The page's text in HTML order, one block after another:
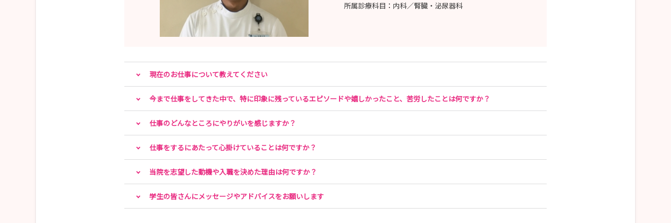
所属診療科目： 内科／腎臓・泌尿器科
現在のお仕事について教えてください
今まで仕事をしてきた中で、特に印象に残っているエピソードや嬉しかったこと、苦労したことは何ですか？
仕事のどんなところにやりがいを感じますか？
仕事をするにあたって心掛けていることは何ですか？
当院を志望した動機や入職を決めた理由は何ですか？
学生の皆さんにメッセージやアドバイスをお願いします